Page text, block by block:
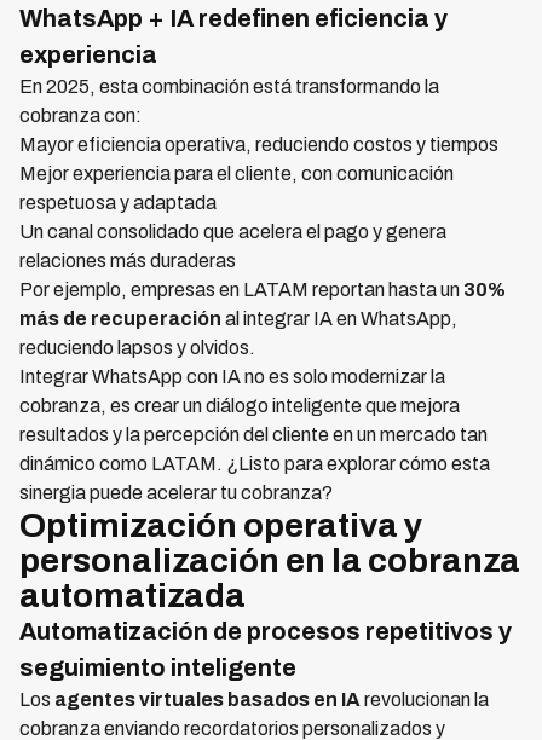
WhatsApp + IA redefinen eficiencia y
experiencia
En 2025, esta combinación está transformando la
cobranza con:
Mayor eficiencia operativa, reduciendo costos y tiempos
Mejor experiencia para el cliente, con comunicación
respetuosa y adaptada
Un canal consolidado que acelera el pago y genera
relaciones más duraderas
Por ejemplo, empresas en LATAM reportan hasta un 30%
más de recuperación al integrar IA en WhatsApp,
reduciendo lapsos y olvidos.
Integrar WhatsApp con IA no es solo modernizar la
cobranza, es crear un diálogo inteligente que mejora
resultados y la percepción del cliente en un mercado tan
dinámico como LATAM. ¿Listo para explorar cómo esta
sinergia puede acelerar tu cobranza?
Optimización operativa y
personalización en la cobranza
automatizada
Automatización de procesos repetitivos y
seguimiento inteligente
Los agentes virtuales basados en IA revolucionan la
cobranza enviando recordatorios personalizados y